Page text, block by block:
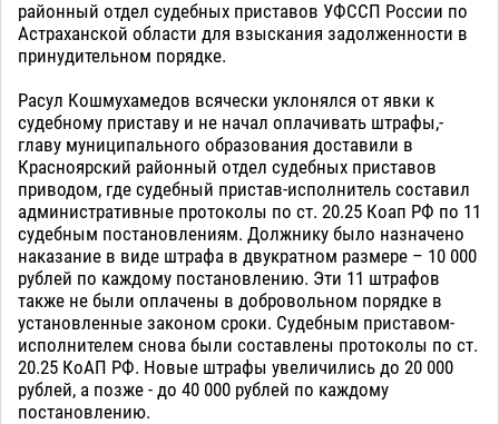
районный отдел судебных приставов УФССП России по
Астраханской области для взыскания задолженности в
принудительном порядке.
Расул Кошмухамедов всячески уклонялся от явки к
судебному приставу и не начал оплачивать штрафы,-
главу муниципального образования доставили в
Красноярский районный отдел судебных приставов
приводом, где судебный пристав-исполнитель составил
административные протоколы по ст. 20.25 Коап РФ по 11
судебным постановлениям. Должнику было назначено
наказание в виде штрафа в двукратном размере – 10 000
рублей по каждому постановлению. Эти 11 штрафов
также не были оплачены в добровольном порядке в
установленные законом сроки. Судебным приставом-
исполнителем снова были составлены протоколы по ст.
20.25 КоАП РФ. Новые штрафы увеличились до 20 000
рублей, а позже - до 40 000 рублей по каждому
постановлению.